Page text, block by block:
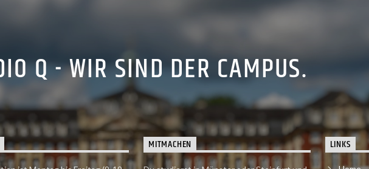
Q - WIR SIND DER CAMPUS.
MITMACHEN LINKS